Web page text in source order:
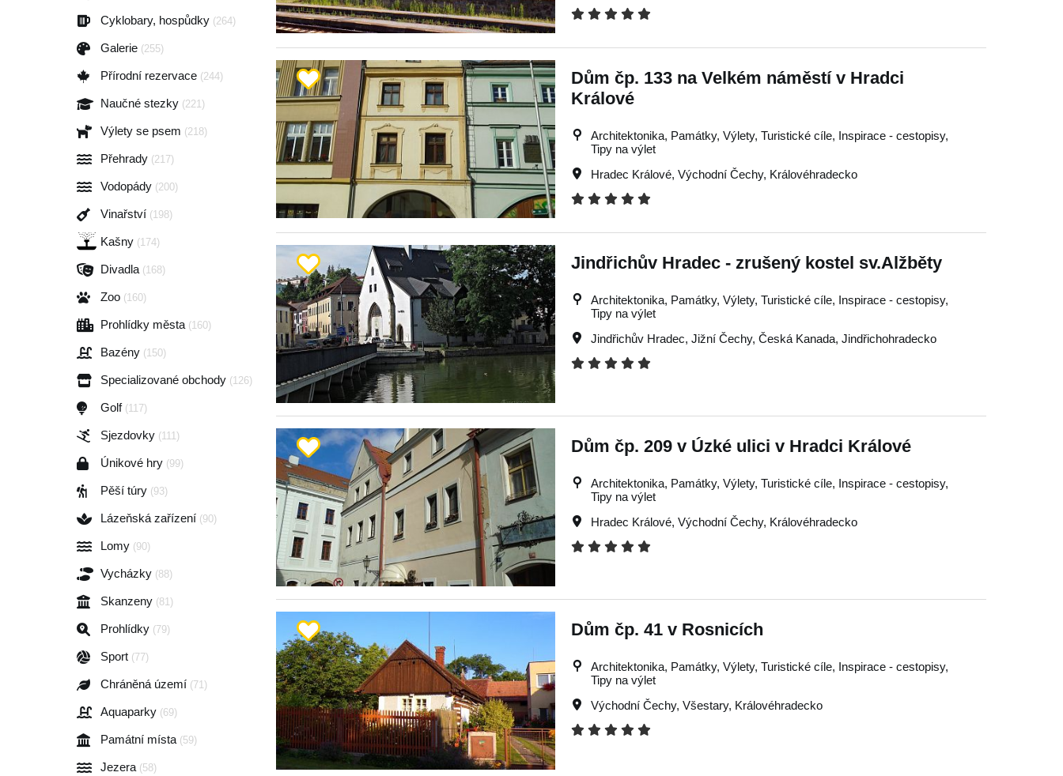
Cyklobary, hospůdky (264)
Galerie (255)
Přírodní rezervace (244)
Naučné stezky (221)
Výlety se psem (218)
Přehrady (217)
Vodopády (200)
Vinařství (198)
Kašny (174)
Divadla (168)
Zoo (160)
Prohlídky města (160)
Bazény (150)
Specializované obchody (126)
Golf (117)
Sjezdovky (111)
Únikové hry (99)
Pěší túry (93)
Lázeňská zařízení (90)
Lomy (90)
Vycházky (88)
Skanzeny (81)
Prohlídky (79)
Sport (77)
Chráněná území (71)
Aquaparky (69)
Památní místa (59)
Jezera (58)
Dům čp. 133 na Velkém náměstí v Hradci
Králové
Architektonika, Památky, Výlety, Turistické cíle, Inspirace - cestopisy,
Tipy na výlet
Hradec Králové,Východní Čechy, Královéhradecko
Jindřichův Hradec - zrušený kostel sv.Alžběty
Architektonika, Památky, Výlety, Turistické cíle, Inspirace - cestopisy,
Tipy na výlet
Jindřichův Hradec,Jižní Čechy,Česká Kanada,Jindřichohradecko
Dům čp. 209 v Úzké ulici v Hradci Králové
Architektonika, Památky, Výlety, Turistické cíle, Inspirace - cestopisy,
Tipy na výlet
Hradec Králové,Východní Čechy, Královéhradecko
Dům čp. 41 v Rosnicích
Architektonika, Památky, Výlety, Turistické cíle, Inspirace - cestopisy,
Tipy na výlet
Východní Čechy,Všestary, Královéhradecko